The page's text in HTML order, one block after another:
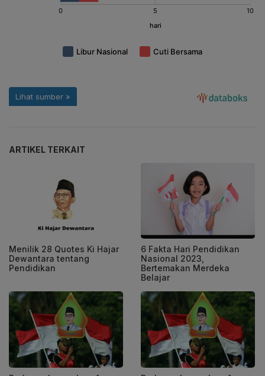
ARTIKEL TERKAIT
Menilik 28 Quotes Ki Hajar
Dewantara tentang
Pendidikan
6 Fakta Hari Pendidikan
Nasional 2023,
Bertemakan Merdeka
Belajar